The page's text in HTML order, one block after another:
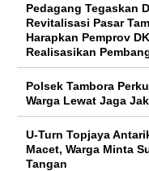
Pedagang Tegaskan
Revitalisasi Pasar
Harapkan Pemprov
Realisasikan
Polsek Tambora
Warga Lewat Jaga
U-Turn Topjaya
Macet, Warga Minta
Tangan